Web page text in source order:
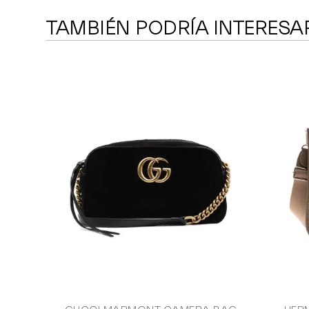
TAMBIÉN PODRÍA